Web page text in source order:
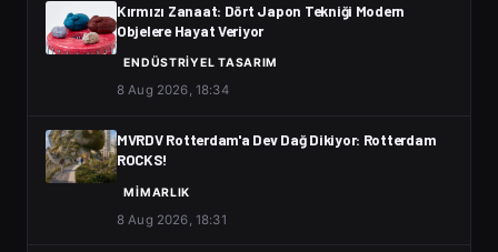
Kırmızı Zanaat: Dört Japon Tekniği Modern
Objelere Hayat Veriyor
ENDÜSTRIYEL TASARIM
8 Aug 2026, 18:34
MVRDV Rotterdam'a Dev Dağ Dikiyor: Rotterdam
ROCKS!
MIMARLIK
8 Aug 2026, 18:31